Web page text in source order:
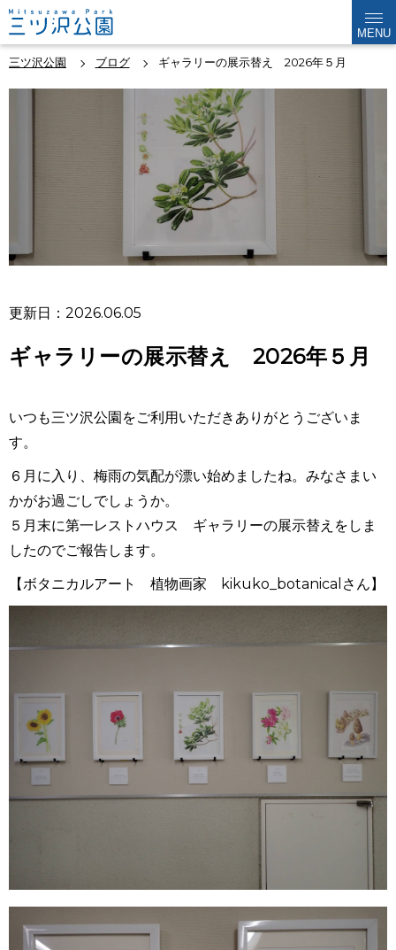
MENU
三ツ沢公園 ブログ ギャラリーの展示替え 2026年５月
更新日：2026.06.05
ギャラリーの展示替え 2026年５月
いつも三ツ沢公園をご利用いただきありがとうございま
す。
６月に入り、梅雨の気配が漂い始めましたね。みなさまい
かがお過ごしでしょうか。
５月末に第一レストハウス ギャラリーの展示替えをしま
したのでご報告します。
【ボタニカルアート 植物画家 kikuko_botanicalさん】